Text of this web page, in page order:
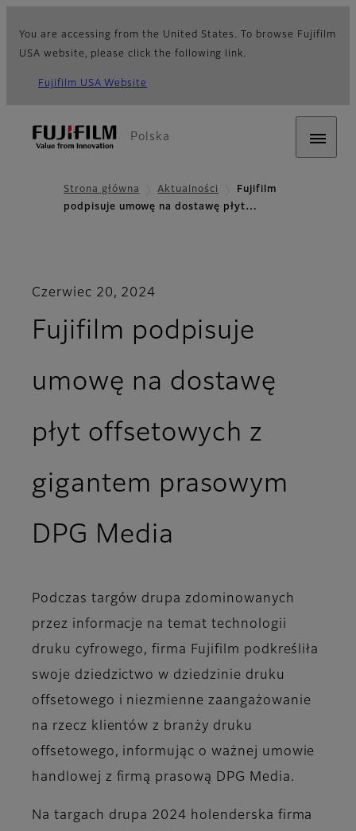
You are accessing from the United States. To browse Fujifilm
USA website, please click the following link.
Fujifilm USA Website
Polska
Strona główna Aktualności
Fujifilm
podpisuje umowę na dostawę płyt…
Czerwiec 20, 2024
Fujifilm podpisuje
umowę na dostawę
płyt offsetowych z
gigantem prasowym
DPG Media
Podczas targów drupa zdominowanych
przez informacje na temat technologii
druku cyfrowego, firma Fujifilm podkreśliła
swoje dziedzictwo w dziedzinie druku
offsetowego i niezmienne zaangażowanie
na rzecz klientów z branży druku
offsetowego, informując o ważnej umowie
handlowej z firmą prasową DPG Media.
Na targach drupa 2024 holenderska firma